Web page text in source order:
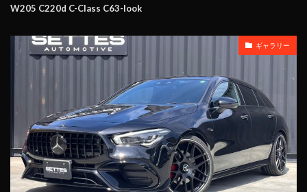
W205 C220d C-Class C63-look
ギャラリー